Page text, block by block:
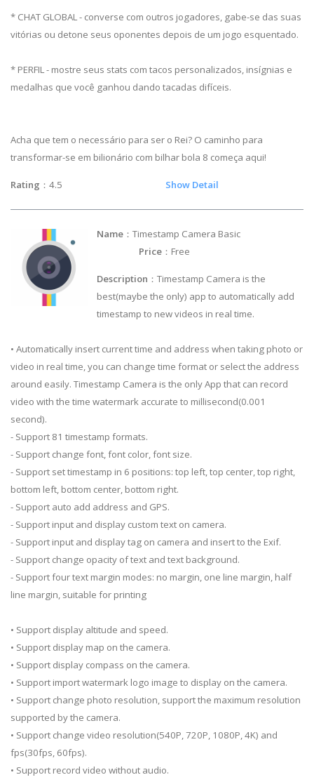
* CHAT GLOBAL - converse com outros jogadores, gabe-se das suas
vitórias ou detone seus oponentes depois de um jogo esquentado.
* PERFIL - mostre seus stats com tacos personalizados, insígnias e
medalhas que você ganhou dando tacadas difíceis.
Acha que tem o necessário para ser o Rei? O caminho para
transformar-se em bilionário com bilhar bola 8 começa aqui!
Rating ：4.5 Show Detail
Name ：Timestamp Camera Basic
Price ：Free
Description ：Timestamp Camera is the
best(maybe the only) app to automatically add
timestamp to new videos in real time.
• Automatically insert current time and address when taking photo or
video in real time, you can change time format or select the address
around easily. Timestamp Camera is the only App that can record
video with the time watermark accurate to millisecond(0.001
second).
- Support 81 timestamp formats.
- Support change font, font color, font size.
- Support set timestamp in 6 positions: top left, top center, top right,
bottom left, bottom center, bottom right.
- Support auto add address and GPS.
- Support input and display custom text on camera.
- Support input and display tag on camera and insert to the Exif.
- Support change opacity of text and text background.
- Support four text margin modes: no margin, one line margin, half
line margin, suitable for printing
• Support display altitude and speed.
• Support display map on the camera.
• Support display compass on the camera.
• Support import watermark logo image to display on the camera.
• Support change photo resolution, support the maximum resolution
supported by the camera.
• Support change video resolution(540P, 720P, 1080P, 4K) and
fps(30fps, 60fps).
• Support record video without audio.